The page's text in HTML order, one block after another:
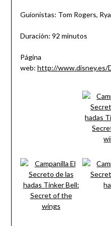
Guionistas: Tom Rogers,
Duración: 92 minutos
Página
web: http://www.disney.es/